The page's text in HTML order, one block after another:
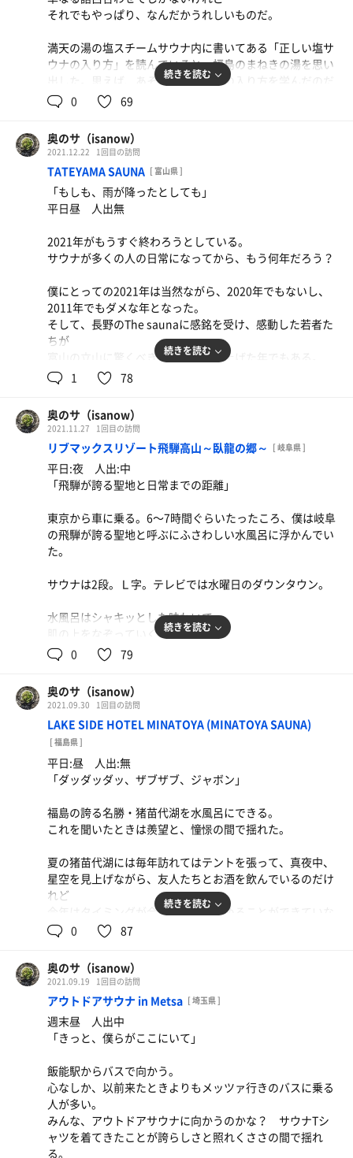
ても、だんだんと把握できなくなってくる。
ぶん、寂しさもあったかもしれない。
そんな中、産声を上げたパブリックな施設だ。
前橋までの往復代を考えると、近場の高級サウナに入れて
けれど（そう、本当に、けれど！）僕はまた毎日サウナに
行くだろう。
また、ねっぱやしさんに会いにいくだろう。
サウナ室だけが僕らをあたためるのではない。
愛こそが本当の意味で僕たちをあたためるからだ。
なんだか、ラブレターみたいになってしまったので
そろそろ、筆を置こう。
最後にあえて、気になった点を書いてみる。
サウナ室のガラスからさす浴場の明かりのおかげで
せっかくの薪の明かりというコンテンツが霞んでるような
気がするのでした。
では、また毎日サウナで。
それでもやっぱり、なんだかうれしいものだ。
満天の湯の塩スチームサウナ内に書いてある「正しい塩サ
ウナの入り方」を読んでいると、福島のまねきの湯を思い
出した。思えば、あそこで塩サウナの入り方を学んだのだ
った。
「塩はこすらずに、体にまぶして、とけるのを待ちましょ
う。塩が溶けて低濃度の塩水になることに意味があって、
塩そのものが何かをしてくれるわけではないのです。ゴシ
ゴシとこすっても意味はありません」という趣旨の説明書
だった。
塩スチームサウナに子連れのお父さんが入ってきた。
帰ってきてよー」とつぶやく。
父親は「すぐ出るからね」と笑う。
いろんな場所に、いろんな人がいて、いろんな思いを抱え
ている。
ささやかな想像さえできれば
世界はいくぶん生きやすくなるように思えた。
待つこともなく、すぐに子どものもとに帰っていった。
サウナ室は静かになった。
けれど、それは、けれど…
僕の言葉にしたい思いはスチームサウナの中に迷い込ん
で、霧の中から見つけることはとても難しかった。
僕にできたことは静かになったサウナ室をあとにすること
だけだった。
続きを読む
0 69
奥のサ（isanow）
2021.12.22 1回目の訪問
TATEYAMA SAUNA [ 富山県 ]
「もしも、雨が降ったとしても」
平日昼 人出無
2021年がもうすぐ終わろうとしている。
サウナが多くの人の日常になってから、もう何年だろう？
僕にとっての2021年は当然ながら、2020年でもないし、
2011年でもダメな年となった。
そして、長野のThe saunaに感銘を受け、感動した若者た
ちが
富山の立山に驚くべきサウナを築き上げた年でもある。
ここが与えてくれる時間はまぎれもなく、ここでしか得ら
れない体験となっている。
サウナ室の中の一番高い座席「大汝山（おおなんじや
ま）」は首を曲げなければいけないほどに天井に近い。
ロウリュをすれば、あっという間に熱が降り注いでくるの
だ。
ちゃんと低い山の名前を与えられた熱すぎない座席もある
が
高い山に登山した者だけが見られる景色がサウナ室の窓か
遠くに雨雲が見え、「雨の始まりと終わり」の境目が確認
だんだんと雨雲は近づいてきていた。
サウナの中にいるのだから。
もしも、雨が降ったとしても
雨を喜べる僕らでいられるのなら
それはきっと美しい出来事の一つなのだ。
立山連峰を望むイスの上でそんなことを考えていると、小
さな雪が僕の胸元に落ちてきた。
続きを読む
1 78
奥のサ（isanow）
2021.11.27 1回目の訪問
リブマックスリゾート飛騨高山～臥龍の郷～ [ 岐阜県 ]
平日:夜 人出:中
「飛騨が誇る聖地と日常までの距離」
東京から車に乗る。6〜7時間ぐらいたったころ、僕は岐阜
の飛騨が誇る聖地と呼ぶにふさわしい水風呂に浮かんでい
た。
サウナは2段。Ｌ字。テレビでは水曜日のダウンタウン。
水風呂はシャキッとした味わいで
肌の上をなぞっていく。
露天風呂のある外気浴ゾーンに大きな岩。寝転んでいい。
日中の陽光を溜め込んでいた岩はほんの少しあたたかい。
夜空に僕の体から立ち上る蒸気が吸い込まれていく。
もしもそんなふうに、と僕は思う。忘れたいこと、手放し
たいこと、持ちたくなかったことを夜空が吸い込んでくれ
たなら。
でも、僕らは自分で持たなければいけない。良くも悪くも
足取りが軽くなることもあれば、足を引きずらせることも
ある。
どこでもドアでたどり着いたエベレストの頂上はきっと味
気ないものだろう。
一歩一歩、進んでいこう。
日常までの距離は6〜7時間だ。
続きを読む
0 79
奥のサ（isanow）
2021.09.30 1回目の訪問
LAKE SIDE HOTEL MINATOYA (MINATOYA SAUNA)
[ 福島県 ]
平日:昼 人出:無
「ダッダッダッ、ザブザブ、ジャボン」
福島の誇る名勝・猪苗代湖を水風呂にできる。
これを聞いたときは羨望と、憧憬の間で揺れた。
夏の猪苗代湖には毎年訪れてはテントを張って、真夜中、
星空を見上げながら、友人たちとお酒を飲んでいるのだけ
れど
今年はタイミングが合わず、夏を始めることができていな
かった。
高速を下りて、約10分ほどで目的地のみなとやさんに到
着。
湖畔に立つホテルの外観は長くこの地で営業を重ねてきて
くれた趣を感じさせる。
チェックインを済ませ、湖畔に出ると
る。
ほんの少しだけ、設営を手伝う。そう、ほんの少しだけ。
あとのことはどう書けばよいだろうか。
誰かの言っていた「蒸され冷やされ風になる」を十全に堪
続きを読む
0 87
奥のサ（isanow）
2021.09.19 1回目の訪問
アウトドアサウナ in Metsa [ 埼玉県 ]
週末昼 人出中
「きっと、僕らがここにいて」
飯能駅からバスで向かう。
心なしか、以前来たときよりもメッツァ行きのバスに乗る
人が多い。
みんな、アウトドアサウナに向かうのかな？ サウナTシ
ャツを着てきたことが誇らしさと照れくささの間で揺れ
る。